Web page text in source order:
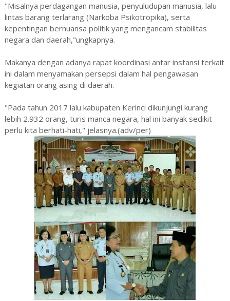
"Misalnya perdagangan manusia, penyuludupan manusia, lalu
lintas barang terlarang (Narkoba Psikotropika), serta
kepentingan bernuansa politik yang mengancam stabilitas
negara dan daerah,"ungkapnya.
Makanya dengan adanya rapat koordinasi antar instansi terkait
ini dalam menyamakan persepsi dalam hal pengawasan
kegiatan orang asing di daerah.
"Pada tahun 2017 lalu kabupaten Kerinci dikunjungi kurang
lebih 2.932 orang, turis manca negara, hal ini banyak sedikit
perlu kita berhati-hati," jelasnya.(adv/per)